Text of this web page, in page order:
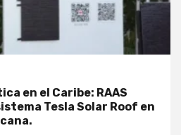
en el Caribe: RAAS
Tesla Solar Roof en